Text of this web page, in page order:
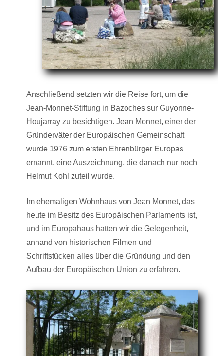
Anschließend setzten wir die Reise fort, um die
Jean-Monnet-Stiftung in Bazoches sur Guyonne-
Houjarray zu besichtigen. Jean Monnet, einer der
Gründerväter der Europäischen Gemeinschaft
wurde 1976 zum ersten Ehrenbürger Europas
ernannt, eine Auszeichnung, die danach nur noch
Helmut Kohl zuteil wurde.
Im ehemaligen Wohnhaus von Jean Monnet, das
heute im Besitz des Europäischen Parlaments ist,
und im Europahaus hatten wir die Gelegenheit,
anhand von historischen Filmen und
Schriftstücken alles über die Gründung und den
Aufbau der Europäischen Union zu erfahren.